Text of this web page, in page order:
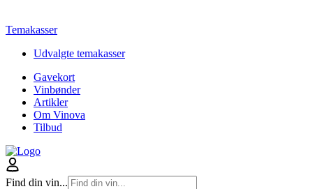
Temakasser
Udvalgte temakasser
Gavekort
Vinbønder
Artikler
Om Vinova
Tilbud
Find din vin...